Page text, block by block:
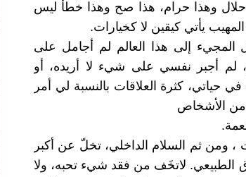
وهذا حرام، هذا صح وهذا خطأ ليس
يأتي كيقين لا كخيارات.
إلى هذا العالم ‏لم أجامل على
أجبر نفسي على شيء لا أريده، ‏أو
حياتي، ‏كثرة العلاقات بالنسبة لي أمر
من الأشخاص
، ومن ثم السلام الداخلي، تخلّ عن أكبر
الطبيعي. لاتخَف من فقد شيء تحبه، ولا